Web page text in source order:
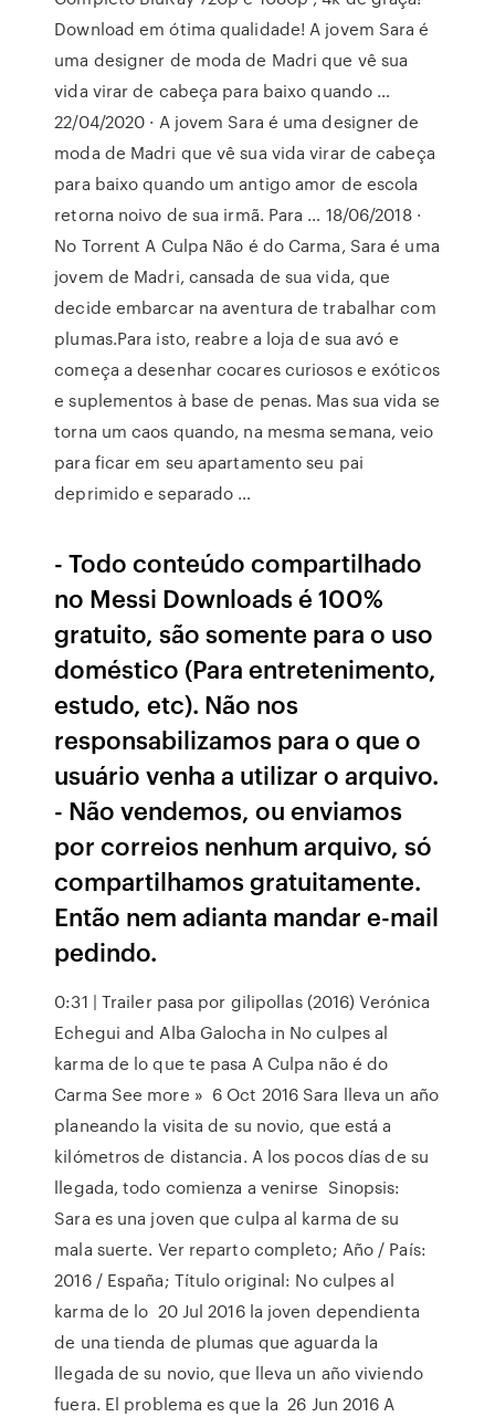
Download em ótima qualidade! A jovem Sara é
uma designer de moda de Madri que vê sua
vida virar de cabeça para baixo quando …
22/04/2020 · A jovem Sara é uma designer de
moda de Madri que vê sua vida virar de cabeça
para baixo quando um antigo amor de escola
retorna noivo de sua irmã. Para … 18/06/2018 ·
No Torrent A Culpa Não é do Carma, Sara é uma
jovem de Madri, cansada de sua vida, que
decide embarcar na aventura de trabalhar com
plumas.Para isto, reabre a loja de sua avó e
começa a desenhar cocares curiosos e exóticos
e suplementos à base de penas. Mas sua vida se
torna um caos quando, na mesma semana, veio
para ficar em seu apartamento seu pai
deprimido e separado …
- Todo conteúdo compartilhado
no Messi Downloads é 100%
gratuito, são somente para o uso
doméstico (Para entretenimento,
estudo, etc). Não nos
responsabilizamos para o que o
usuário venha a utilizar o arquivo.
- Não vendemos, ou enviamos
por correios nenhum arquivo, só
compartilhamos gratuitamente.
Então nem adianta mandar e-mail
pedindo.
0:31 | Trailer pasa por gilipollas (2016) Verónica
Echegui and Alba Galocha in No culpes al
karma de lo que te pasa A Culpa não é do
Carma See more » 6 Oct 2016 Sara lleva un año
planeando la visita de su novio, que está a
kilómetros de distancia. A los pocos días de su
llegada, todo comienza a venirse Sinopsis:
Sara es una joven que culpa al karma de su
mala suerte. Ver reparto completo; Año / País:
2016 / España; Título original: No culpes al
karma de lo 20 Jul 2016 la joven dependienta
de una tienda de plumas que aguarda la
llegada de su novio, que lleva un año viviendo
fuera. El problema es que la 26 Jun 2016 A